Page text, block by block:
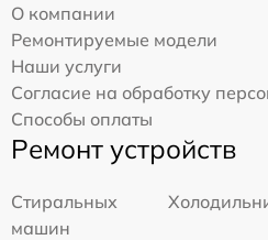
О компании
Ремонтируемые модели
Наши услуги
Согласие на обработку
Способы оплаты
Ремонт устройств
Стиральных
машин